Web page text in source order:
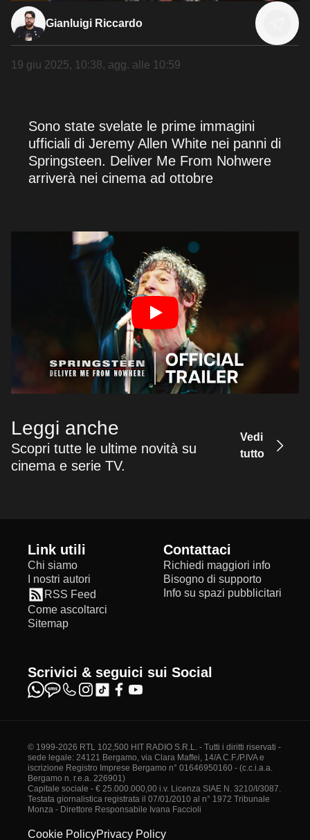
Gianluigi Riccardo
19 giu 2025, 10:38, agg. alle 10:59
Sono state svelate le prime immagini
ufficiali di Jeremy Allen White nei panni di
Springsteen. Deliver Me From Nohwere
arriverà nei cinema ad ottobre
Leggi anche
Scopri tutte le ultime novità su
cinema e serie TV.
Vedi
tutto
Link utili
Chi siamo
I nostri autori
RSS Feed
Come ascoltarci
Sitemap
Contattaci
Richiedi maggiori info
Bisogno di supporto
Info su spazi pubblicitari
Scrivici & seguici sui Social
© 1999-2026 RTL 102,500 HIT RADIO S.R.L. - Tutti i diritti riservati -
sede legale: 24121 Bergamo, via Clara Maffei, 14/A C.F./P.IVA e
iscrizione Registro Imprese Bergamo n° 01646950160 - (c.c.i.a.a.
Bergamo n. r.e.a. 226901)
Capitale sociale - € 25.000.000,00 i.v. Licenza SIAE N. 3210/I/3087.
Testata giornalistica registrata il 07/01/2010 al n° 1972 Tribunale
Monza - Direttore Responsabile Ivana Faccioli
Cookie PolicyPrivacy Policy